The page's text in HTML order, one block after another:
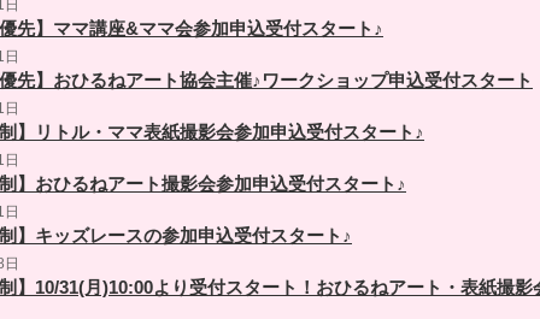
先】ママ講座&ママ会参加申込受付スタート♪
先】おひるねアート協会主催♪ワークショップ申込受付スタート
】リトル・ママ表紙撮影会参加申込受付スタート♪
】おひるねアート撮影会参加申込受付スタート♪
】キッズレースの参加申込受付スタート♪
】10/31(月)10:00より受付スタート！おひるねアート・表紙撮影